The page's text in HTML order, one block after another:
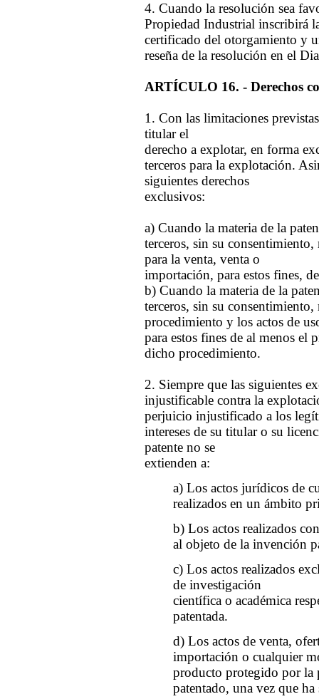
4. Cuando la resolución sea
Propiedad Industrial inscribirá
certificado del otorgamiento y
reseña de la resolución en el
ARTÍCULO 16. - Derechos
1. Con las limitaciones
titular el
derecho a explotar, en forma
terceros para la explotación.
siguientes derechos
exclusivos:
a) Cuando la materia de la
terceros, sin su
para la venta, venta o
importación, para estos fines,
b) Cuando la materia de la
terceros, sin su
procedimiento y los actos de
para estos fines de al menos el
dicho procedimiento.
2. Siempre que las siguientes
injustificable contra la
perjuicio injustificado a los
intereses de su titular o su
patente no se
extienden a:
a) Los actos jurídicos de
realizados en un ámbito
b) Los actos realizados
al objeto de la invención
c) Los actos realizados
de investigación
científica o académica
patentada.
d) Los actos de venta,
importación o cualquier
producto protegido por la
patentado, una vez que